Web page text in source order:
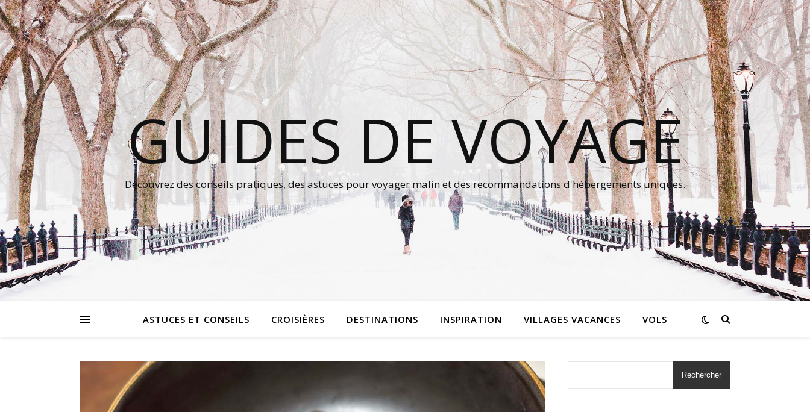
GUIDES DE VOYAGE
Découvrez des conseils pratiques, des astuces pour voyager malin et des recommandations d'hébergements uniques.
ASTUCES ET CONSEILS CROISIÈRES DESTINATIONS INSPIRATION VILLAGES VACANCES VOLS
Rechercher